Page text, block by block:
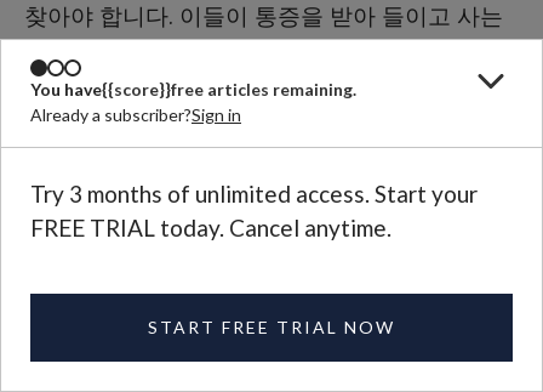
You have{{score}}free articles remaining.
Already a subscriber?Sign in
Try 3 months of unlimited access. Start your
FREE TRIAL today. Cancel anytime.
START FREE TRIAL NOW
찾아야 합니다. 이들이 통증을 받아 들이고 사는
방법을 배워야 하는데 이게 쉬운 일이 아니거든
요. 우리는 이들 곁을 지키며 신뢰를 보내야 합니
다.
통증을 없앨 수는 없습니다. 나이가
들수록 삶의 일부가 되는 거지요.